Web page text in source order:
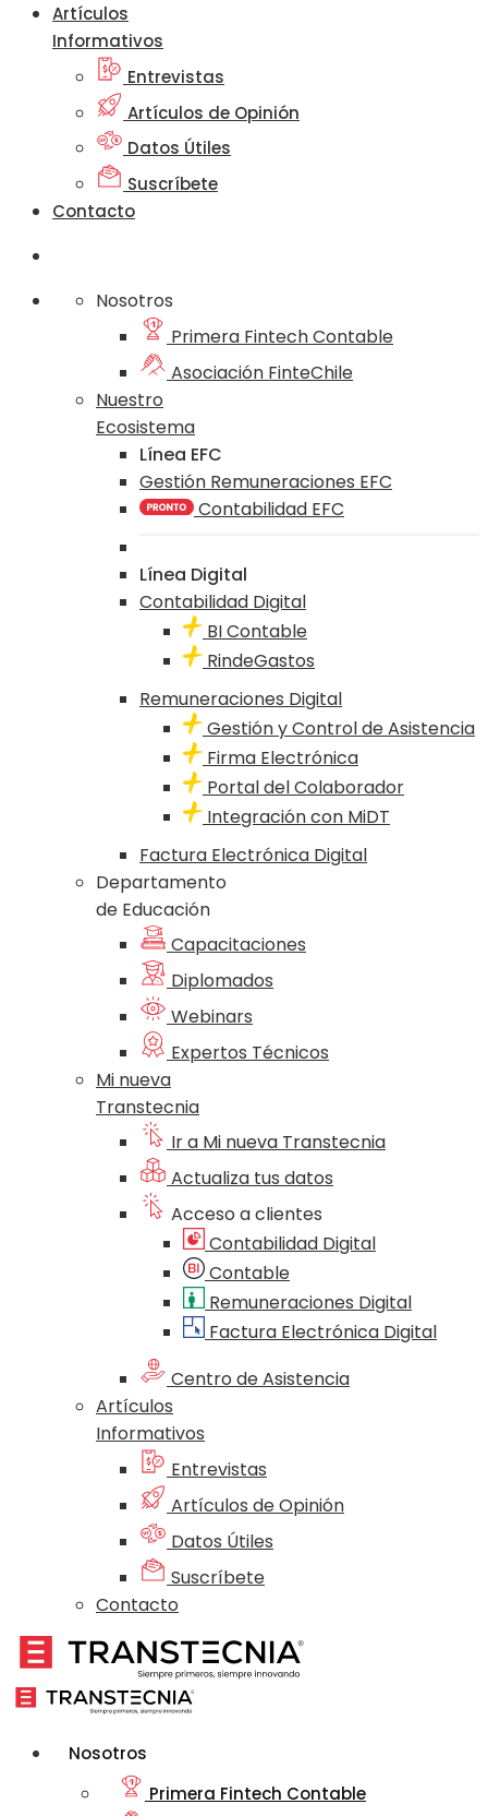
Artículos
Informativos
Entrevistas
Artículos de Opinión
Datos Útiles
Suscríbete
Contacto
Nosotros
Primera Fintech Contable
Asociación FinteChile
Nuestro
Ecosistema
Línea EFC
Gestión Remuneraciones EFC
Contabilidad EFC
Línea Digital
Contabilidad Digital
BI Contable
RindeGastos
Remuneraciones Digital
Gestión y Control de Asistencia
Firma Electrónica
Portal del Colaborador
Integración con MiDT
Factura Electrónica Digital
Departamento
de Educación
Capacitaciones
Diplomados
Webinars
Expertos Técnicos
Mi nueva
Transtecnia
Ir a Mi nueva Transtecnia
Actualiza tus datos
Acceso a clientes
Contabilidad Digital
Contable
Remuneraciones Digital
Factura Electrónica Digital
Centro de Asistencia
Artículos
Informativos
Entrevistas
Artículos de Opinión
Datos Útiles
Suscríbete
Contacto
Nosotros
Primera Fintech Contable